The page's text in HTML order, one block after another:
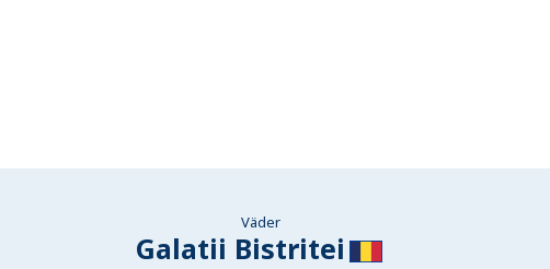
Väder
Galatii Bistritei